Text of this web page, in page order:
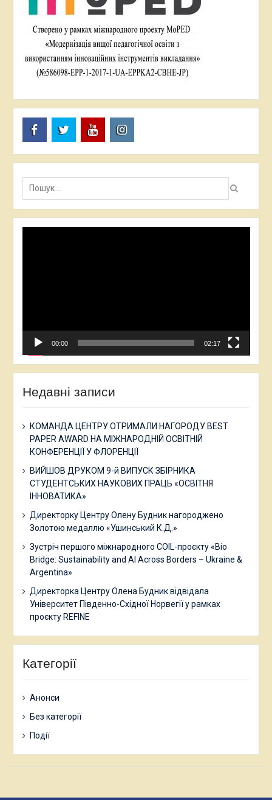
Пошук:
00:00 02:17
Недавні записи
КОМАНДА ЦЕНТРУ ОТРИМАЛИ НАГОРОДУ BEST
PAPER AWARD НА МІЖНАРОДНІЙ ОСВІТНІЙ
КОНФЕРЕНЦІЇ У ФЛОРЕНЦІЇ
ВИЙШОВ ДРУКОМ 9-й ВИПУСК ЗБІРНИКА
СТУДЕНТСЬКИХ НАУКОВИХ ПРАЦЬ «ОСВІТНЯ
ІННОВАТИКА»
Директорку Центру Олену Будник нагороджено
Золотою медаллю «Ушинський К.Д.»
Зустріч першого міжнародного COIL-проєкту «Bio
Bridge: Sustainability and AI Across Borders – Ukraine &
Argentina»
Директорка Центру Олена Будник відвідала
Університет Південно-Східної Норвегії у рамках
проєкту REFINE
Категорії
Анонси
Без категорії
Події